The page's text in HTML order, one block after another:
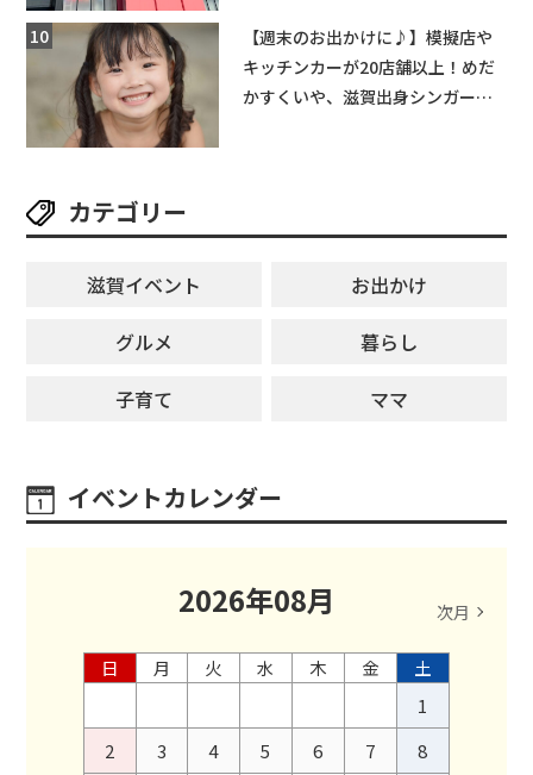
【週末のお出かけに♪】模擬店や
キッチンカーが20店舗以上！めだ
かすくいや、滋賀出身シンガーソ
カテゴリー
滋賀イベント
お出かけ
グルメ
暮らし
子育て
ママ
イベントカレンダー
2026年08月 次月
日 月 火 水 木 金
土
1
2
3 4 5 6 7
8